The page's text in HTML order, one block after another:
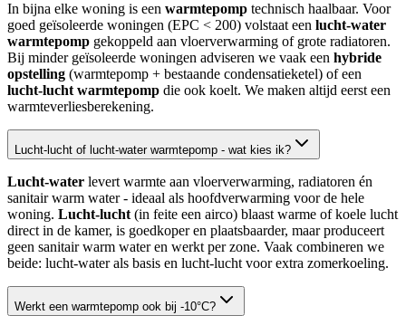
In bijna elke woning is een warmtepomp technisch haalbaar. Voor
goed geïsoleerde woningen (EPC < 200) volstaat een lucht-water
warmtepomp gekoppeld aan vloerverwarming of grote radiatoren.
Bij minder geïsoleerde woningen adviseren we vaak een hybride
opstelling (warmtepomp + bestaande condensatieketel) of een
lucht-lucht warmtepomp die ook koelt. We maken altijd eerst een
warmteverliesberekening.
Lucht-lucht of lucht-water warmtepomp - wat kies ik?
Lucht-water levert warmte aan vloerverwarming, radiatoren én
sanitair warm water - ideaal als hoofdverwarming voor de hele
woning. Lucht-lucht (in feite een airco) blaast warme of koele lucht
direct in de kamer, is goedkoper en plaatsbaarder, maar produceert
geen sanitair warm water en werkt per zone. Vaak combineren we
beide: lucht-water als basis en lucht-lucht voor extra zomerkoeling.
Werkt een warmtepomp ook bij -10°C?